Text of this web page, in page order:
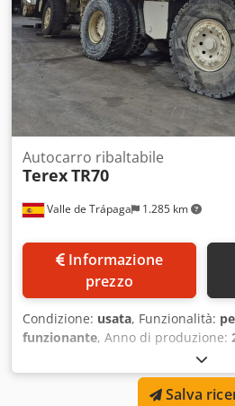
Valle de Trápaga 1.285 km
Autocarro ribaltabile
TerexTR70
prezzo
Condizione: usata, Funzionalità:
funzionante, Anno di produzione:
2001. In ottime condizioni.
al 70%, 80% e 90%. Dcjdpfx
Salva